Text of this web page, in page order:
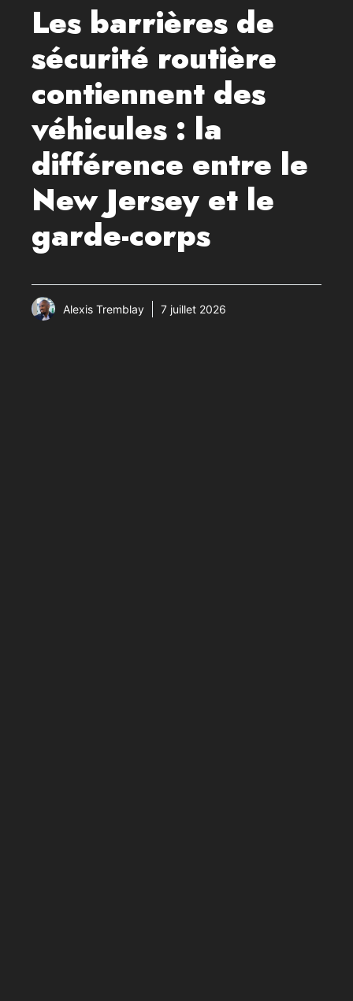
Les barrières de
sécurité routière
contiennent des
véhicules : la
différence entre le
New Jersey et le
garde-corps
Alexis Tremblay 7 juillet 2026